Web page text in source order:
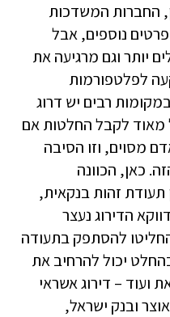
החברות המשדכות
נוספים, אבל
יותר וגם מרגיעה את
לפלטפורמות
רבים יש דרוג
מאוד לקבל החלטות אם
מסוים, וזו הסיבה
כאן, הכוונה
זהות בנקאית,
הדירוג נעצר
להסתפק בתעודה
יכול להרחיב את
ועוד – דירוג אשראי
ובנק ישראל,